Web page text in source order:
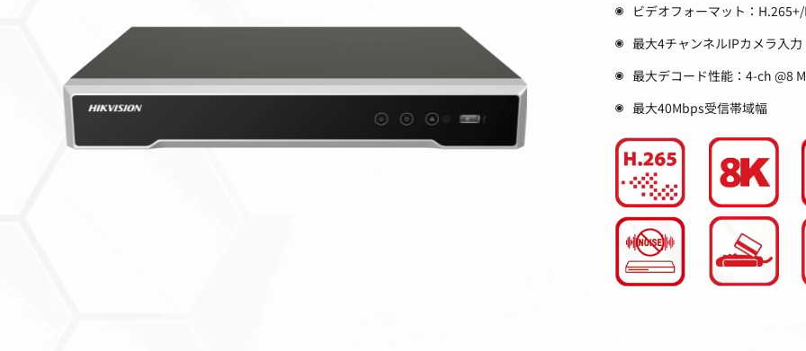
ビデオフォーマット：
最大4チャンネルIPカメラ入力
最大デコード性能：4-ch @8
最大40Mbps受信帯域幅